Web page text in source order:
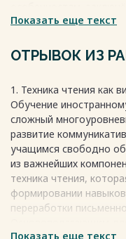
Чтение — это не
развитию мышления и
техники чтения
значительную
русскоязычных
между китайской и
Для преодоления
специализированных
восприятия
графического
навыков осознанного
Показать еще текст
ОТРЫВОК ИЗ
1. Техника чтения как
Обучение
сложный
развитие
учащимся свободно
из важнейших
техника чтения,
формировании
переработки
Показать еще текст